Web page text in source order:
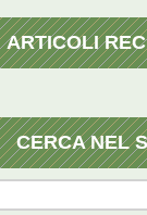
ARTICOLI
CERCA NEL